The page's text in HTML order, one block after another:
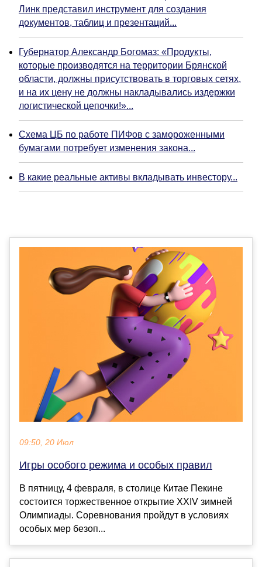
Линк представил инструмент для создания
документов, таблиц и презентаций...
Губернатор Александр Богомаз: «Продукты,
которые производятся на территории Брянской
области, должны присутствовать в торговых сетях,
и на их цену не должны накладывались издержки
логистической цепочки!»...
Схема ЦБ по работе ПИФов с замороженными
бумагами потребует изменения закона...
В какие реальные активы вкладывать инвестору...
09:50, 20 Июл
Игры особого режима и особых правил
В пятницу, 4 февраля, в столице Китае Пекине
состоится торжественное открытие XXIV зимней
Олимпиады. Соревнования пройдут в условиях
особых мер безоп...